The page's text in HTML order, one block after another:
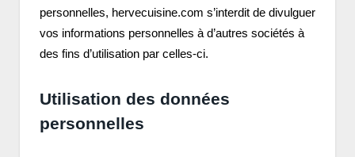
personnelles, hervecuisine.com s’interdit de divulguer
vos informations personnelles à d’autres sociétés à
des fins d’utilisation par celles-ci.
Utilisation des données
personnelles